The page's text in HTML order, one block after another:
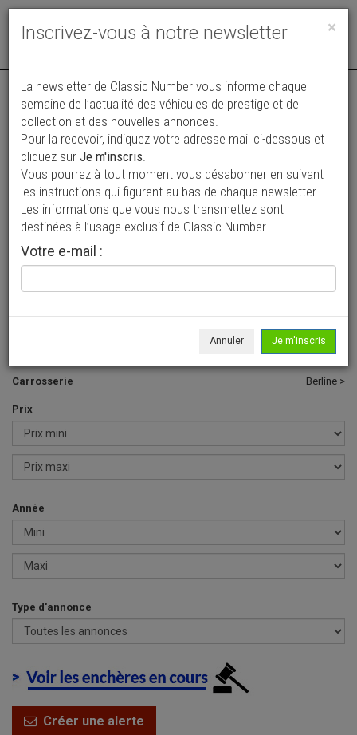
Toggle
Vos annonces vues par
plus de 4 millions de collectionneurs
Ajouter une annonce
> Rechercher un véhicule
A >
Carrosserie Berline >
Prix
Année
Type d'annonce
Créer une alerte
×
Inscrivez-vous à notre newsletter
La newsletter de Classic Number vous informe chaque
semaine de l’actualité des véhicules de prestige et de
collection et des nouvelles annonces.
Pour la recevoir, indiquez votre adresse mail ci-dessous et
cliquez sur Je m'inscris.
Vous pourrez à tout moment vous désabonner en suivant
les instructions qui figurent au bas de chaque newsletter.
Les informations que vous nous transmettez sont
destinées à l’usage exclusif de Classic Number.
Votre e-mail :
Annuler Je m'inscris